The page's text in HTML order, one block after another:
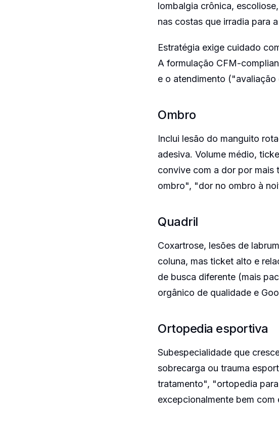
lombalgia crônica,
nas costas que irradia para
Estratégia exige cuidado
A formulação CFM-
e o atendimento
Ombro
Inclui lesão do manguito
adesiva. Volume médio,
convive com a dor por
ombro", "dor no ombro à
Quadril
Coxartrose, lesões de
coluna, mas ticket alto e
de busca diferente (mais
orgânico de qualidade e
Ortopedia esportiva
Subespecialidade que
sobrecarga ou trauma
tratamento", "ortopedia
excepcionalmente bem com